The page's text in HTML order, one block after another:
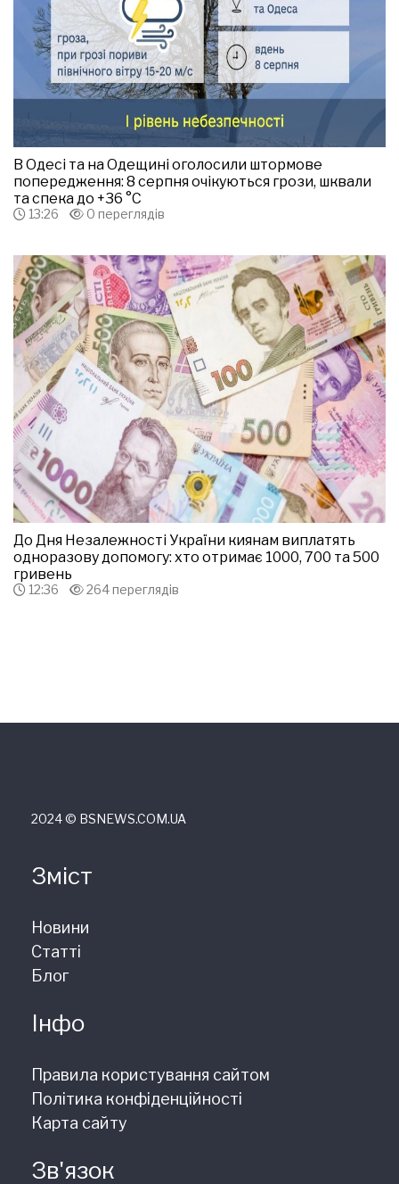
В Одесі та на Одещині оголосили штормове
попередження: 8 серпня очікуються грози, шквали
та спека до +36 °С
13:26 0 переглядів
До Дня Незалежності України киянам виплатять
одноразову допомогу: хто отримає 1000, 700 та 500
гривень
12:36 264 переглядів
2024 © ВSNEWS.COM.UA
Зміст
Новини
Статті
Блог
Інфо
Правила користування сайтом
Політика конфіденційності
Карта сайту
Зв'язок